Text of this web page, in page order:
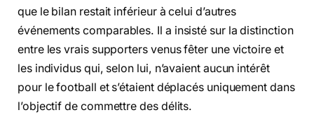
que le bilan restait inférieur à celui d’autres
événements comparables. Il a insisté sur la distinction
entre les vrais supporters venus fêter une victoire et
les individus qui, selon lui, n’avaient aucun intérêt
pour le football et s’étaient déplacés uniquement dans
l’objectif de commettre des délits.